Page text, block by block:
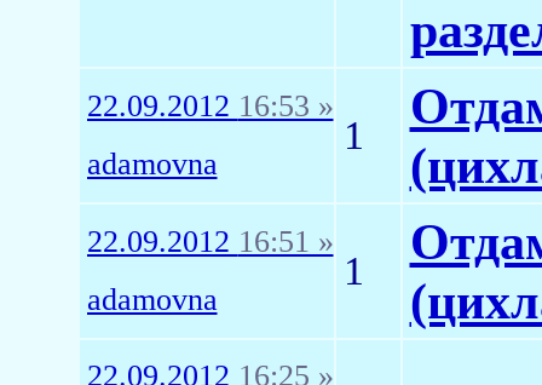
22.09.2012 16:53 »
adamovna
1
22.09.2012 16:51 »
adamovna
1
22.09.2012 16:25 »